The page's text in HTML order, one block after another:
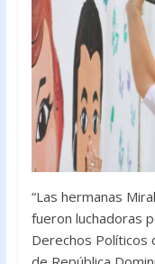
“Las hermanas
fueron luchadoras
Derechos Políticos